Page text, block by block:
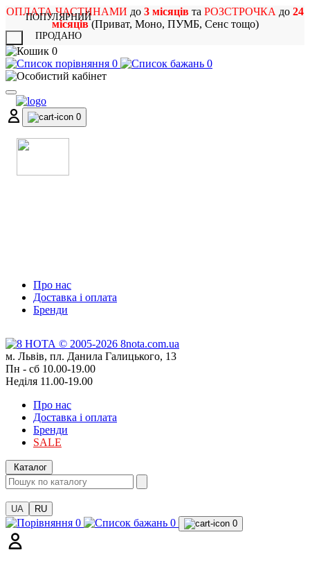
ОПЛАТА ЧАСТИНАМИ до 3 місяців та РОЗСТРОЧКА до 24
місяців(Приват, Моно, ПУМБ, Сенс тощо)
0
0
0
0
Про нас
Доставка і оплата
Бренди
м. Львів, пл. Данила Галицького, 13
Пн - сб 10.00-19.00
Неділя 11.00-19.00
Про нас
Доставка і оплата
Бренди
SALE
Каталог
UA RU
0 0 0
ПОПУЛЯРНИЙ
ПРОДАНО